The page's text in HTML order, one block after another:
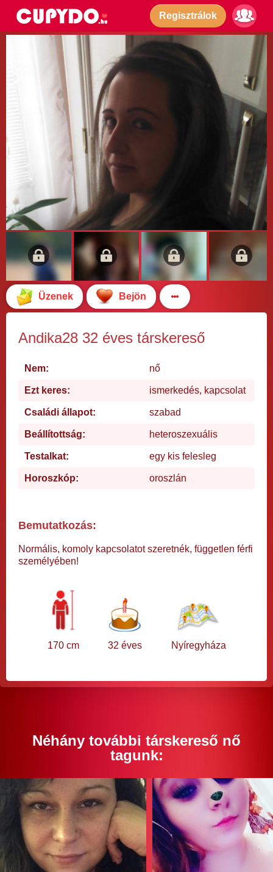
Regisztrálok
Üzenek Bejön
Andika28 32 éves társkereső
Nem: nő
Ezt keres: ismerkedés, kapcsolat
Családi állapot: szabad
Beállítottság: heteroszexuális
Testalkat: egy kis felesleg
Horoszkóp: oroszlán
Bemutatkozás:
Normális, komoly kapcsolatot szeretnék, független férfi
személyében!
170 cm 32 éves Nyíregyháza
Néhány további társkereső nő
tagunk: